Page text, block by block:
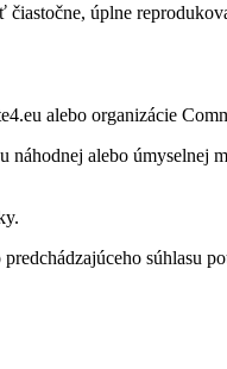
úplne
alebo organizácie
alebo úmyselnej
súhlasu